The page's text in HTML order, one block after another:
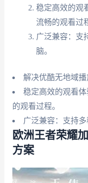
稳定高效的观
流畅的观看过
广泛兼容：支
脑。
解决优酷无地域播
稳定高效的观看
的观看过程。
广泛兼容：支持多
欧洲王者荣耀
方案